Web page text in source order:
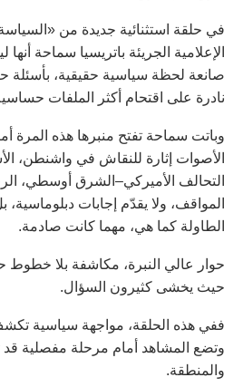
في حلقة استثنائية جديدة من
الإعلامية الجريئة باتريسيا سماحة
صانعة لحظة سياسية حقيقية، بأسئلة
نادرة على اقتحام أكثر الملفات
وباتت سماحة تفتح منبرها هذه المرة
الأصوات إثارة للنقاش في واشنطن،
التحالف الأميركي–الشرق أوسطي،
المواقف، ولا يقدّم إجابات
الطاولة كما هي، مهما كانت صادمة.
حوار عالي النبرة، مكاشفة بلا خطوط
حيث يخشى كثيرون السؤال.
ففي هذه الحلقة، مواجهة سياسية
وتضع المشاهد أمام مرحلة مفصلية قد
والمنطقة.